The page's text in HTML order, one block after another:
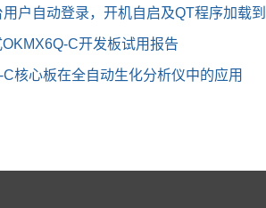
用户自动登录，开机自启及QT程序加载
C开发板试用报告
C核心板在全自动生化分析仪中的应用